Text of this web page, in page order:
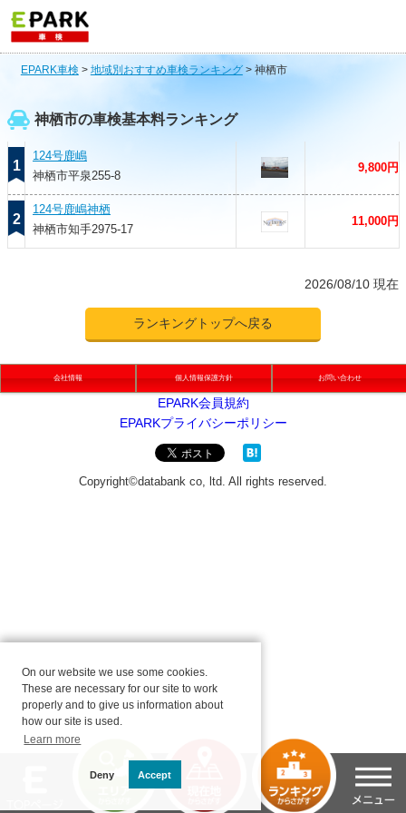
EPARK車検 > 地域別おすすめ車検ランキング> 神栖市
神栖市の車検基本料ランキング
1
124号鹿嶋
神栖市平泉255-8
9,800円
2
124号鹿嶋神栖
神栖市知手2975-17
11,000円
2026/08/10 現在
ランキングトップへ戻る
会社情報 個人情報保護方針 お問い合わせ
On our website we use some cookies.
These are necessary for our site to work
properly and to give us information about
how our site is used.
Learn more
Deny Accept